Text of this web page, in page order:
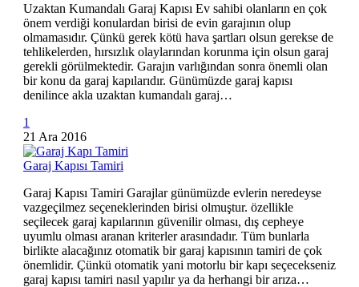
Uzaktan Kumandalı Garaj Kapısı Ev sahibi olanların en çok
önem verdiği konulardan birisi de evin garajının olup
olmamasıdır. Çünkü gerek kötü hava şartları olsun gerekse de
tehlikelerden, hırsızlık olaylarından korunma için olsun garaj
gerekli görülmektedir. Garajın varlığından sonra önemli olan
bir konu da garaj kapılarıdır. Günümüzde garaj kapısı
denilince akla uzaktan kumandalı garaj…
1
21 Ara 2016
Garaj Kapısı Tamiri
Garaj Kapısı Tamiri Garajlar günümüzde evlerin neredeyse
vazgeçilmez seçeneklerinden birisi olmuştur. özellikle
seçilecek garaj kapılarının güvenilir olması, dış cepheye
uyumlu olması aranan kriterler arasındadır. Tüm bunlarla
birlikte alacağınız otomatik bir garaj kapısının tamiri de çok
önemlidir. Çünkü otomatik yani motorlu bir kapı seçecekseniz
garaj kapısı tamiri nasıl yapılır ya da herhangi bir arıza…